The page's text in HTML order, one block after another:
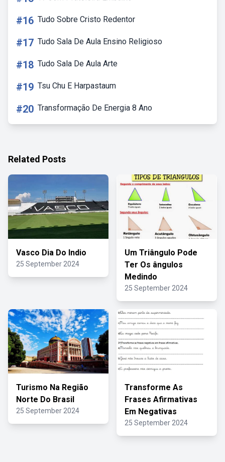
#16 Tudo Sobre Cristo Redentor
#17 Tudo Sala De Aula Ensino Religioso
#18 Tudo Sala De Aula Arte
#19 Tsu Chu E Harpastaum
#20 Transformação De Energia 8 Ano
Related Posts
Vasco Dia Do Indio
25 September 2024
Um Triângulo Pode
Ter Os ângulos
Medindo
25 September 2024
Turismo Na Região
Norte Do Brasil
25 September 2024
Transforme As
Frases Afirmativas
Em Negativas
25 September 2024